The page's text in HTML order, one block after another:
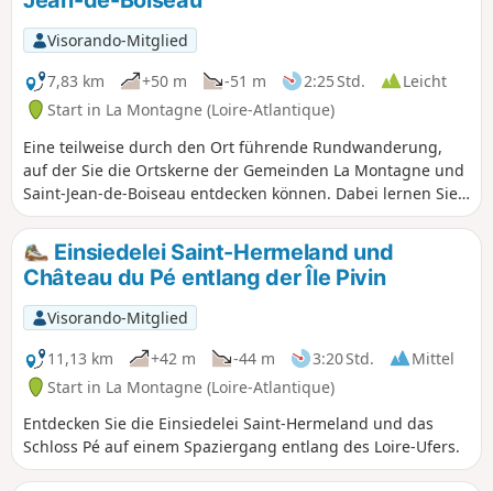
Visorando-Mitglied
7,83 km
+50 m -51 m 2:25 Std.
Leicht
Start in La Montagne (Loire-Atlantique)
Eine teilweise durch den Ort führende Rundwanderung,
auf der Sie die Ortskerne der Gemeinden La Montagne und
Saint-Jean-de-Boiseau entdecken können. Dabei lernen Sie
wenig bekannte Stadtviertel, Gassen und kleine Wege am
Stadtrand kennen.
Einsiedelei Saint-Hermeland und
Château du Pé entlang der Île Pivin
Visorando-Mitglied
11,13 km
+42 m -44 m 3:20 Std.
Mittel
Start in La Montagne (Loire-Atlantique)
Entdecken Sie die Einsiedelei Saint-Hermeland und das
Schloss Pé auf einem Spaziergang entlang des Loire-Ufers.